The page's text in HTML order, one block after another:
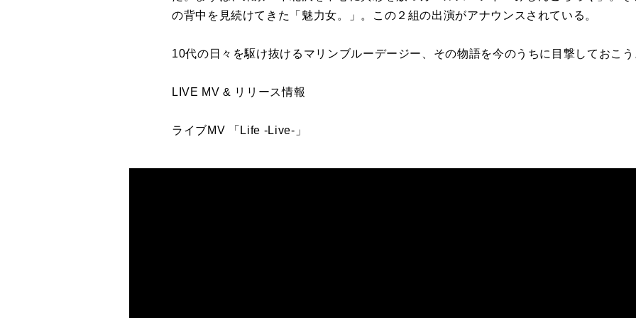
の背中を見続けてきた「魅力女。」。この２組の出演がアナウンスされている。
10代の日々を駆け抜けるマリンブルーデージー、その物語を今のうちに目撃しておこ
LIVE MV & リリース情報
ライブMV 「Life -Live-」